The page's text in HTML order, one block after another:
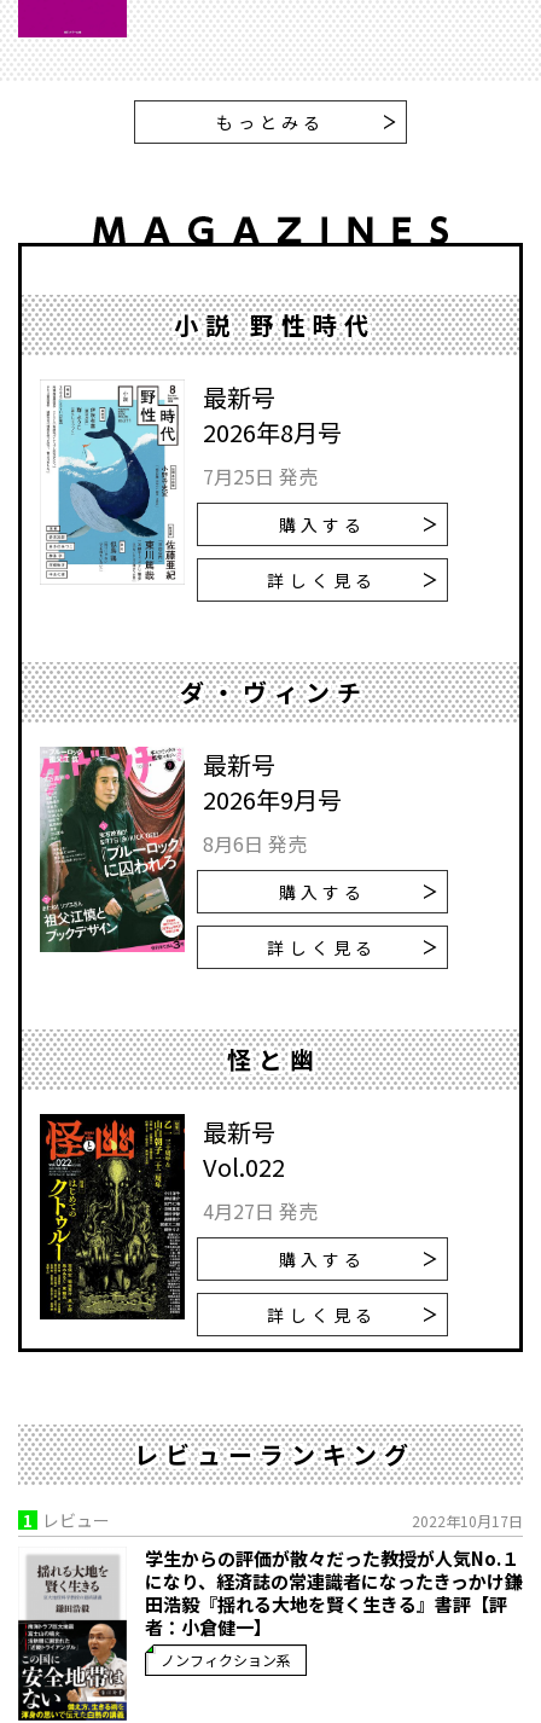
もっとみる
小説 野性時代
最新号
2026年8月号
7月25日 発売
購入する
詳しく見る
ダ・ヴィンチ
最新号
2026年9月号
8月6日 発売
購入する
詳しく見る
怪と幽
最新号
Vol.022
4月27日 発売
購入する
詳しく見る
レビューランキング
1 レビュー 2022年10月17日
学生からの評価が散々だった教授が人気No.１
になり、経済誌の常連識者になったきっかけ――鎌
田浩毅『揺れる大地を賢く生きる』書評【評
者：小倉健一】
ノンフィクション系